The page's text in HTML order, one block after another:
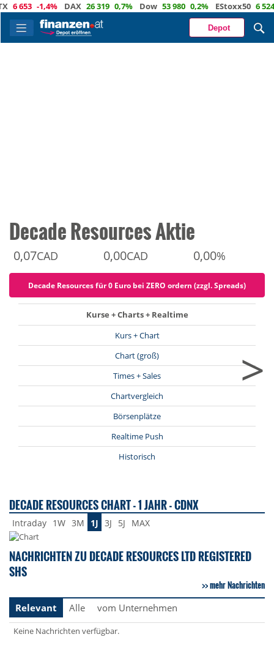
-1,4% DAX 26 319 0,7% Dow 53 980 0,2% EStoxx50 6 524
Depot
Decade Resources Aktie
0,07CAD 0,00CAD 0,00%
Decade Resources für 0 Euro bei ZERO ordern (zzgl. Spreads)
Kurse + Charts + Realtime
Kurs + Chart
Chart (groß)
Times + Sales
Chartvergleich
Börsenplätze
Realtime Push
Historisch
>
DECADE RESOURCES CHART - 1 JAHR - CDNX
Intraday 1W 3M 1J 3J 5J MAX
NACHRICHTEN ZU DECADE RESOURCES LTD REGISTERED
SHS
mehr Nachrichten
Relevant
Alle vom Unternehmen
Keine Nachrichten verfügbar.